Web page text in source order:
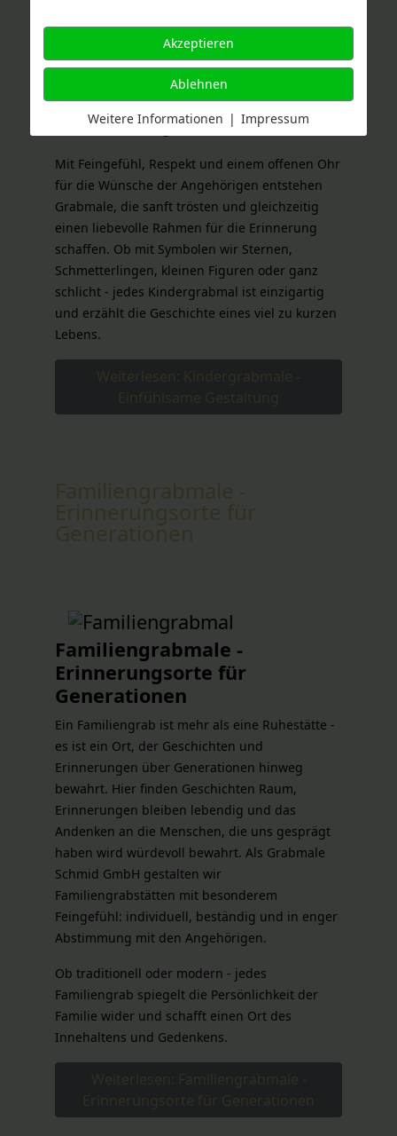
Gedenkens, der Trauer und der unendlich
großen Liebe. Ein Ort, der ausdrückt, was oft
keine Worte fassen können. Wir nehmen uns
besonders viel Zeit für die Gestaltung dieser
kleinen Erinnerungsorte.
Mit Feingefühl, Respekt und einem offenen Ohr
für die Wünsche der Angehörigen entstehen
Grabmale, die sanft trösten und gleichzeitig
einen liebevolle Rahmen für die Erinnerung
schaffen. Ob mit Symbolen wir Sternen,
Schmetterlingen, kleinen Figuren oder ganz
schlicht - jedes Kindergrabmal ist einzigartig
und erzählt die Geschichte eines viel zu kurzen
Lebens.
Familiengrabmale -
Erinnerungsorte für
Generationen
Familiengrabmale -
Erinnerungsorte für
Generationen
Ein Familiengrab ist mehr als eine Ruhestätte -
es ist ein Ort, der Geschichten und
Erinnerungen über Generationen hinweg
bewahrt. Hier finden Geschichten Raum,
Erinnerungen bleiben lebendig und das
Andenken an die Menschen, die uns gesprägt
haben wird würdevoll bewahrt. Als Grabmale
Schmid GmbH gestalten wir
Familiengrabstätten mit besonderem
Feingefühl: individuell, beständig und in enger
Abstimmung mit den Angehörigen.
Ob traditionell oder modern - jedes
Familiengrab spiegelt die Persönlichkeit der
Familie wider und schafft einen Ort des
Innehaltens und Gedenkens.
Akzeptieren
Ablehnen
Weitere Informationen | Impressum